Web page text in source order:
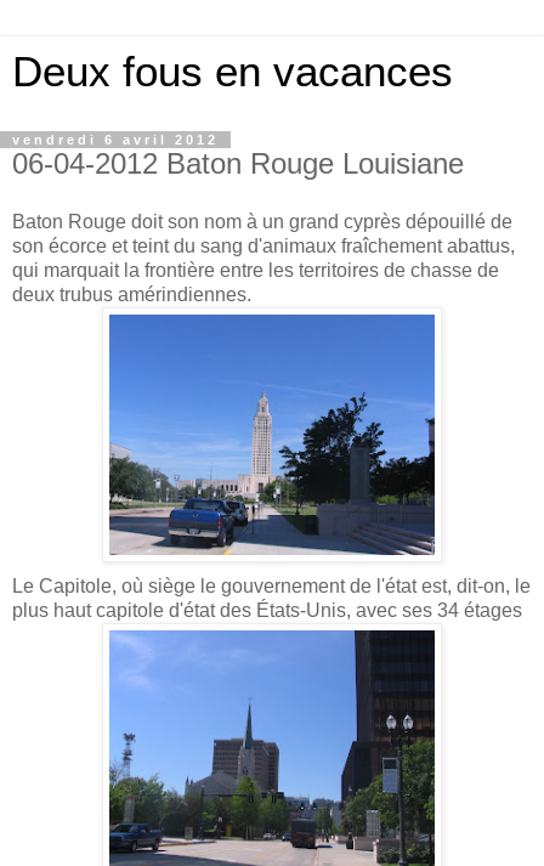
Deux fous en vacances
vendredi 6 avril 2012
06-04-2012 Baton Rouge Louisiane
Baton Rouge doit son nom à un grand cyprès dépouillé de
son écorce et teint du sang d'animaux fraîchement abattus,
qui marquait la frontière entre les territoires de chasse de
deux trubus amérindiennes.
Le Capitole, où siège le gouvernement de l'état est, dit-on, le
plus haut capitole d'état des États-Unis, avec ses 34 étages